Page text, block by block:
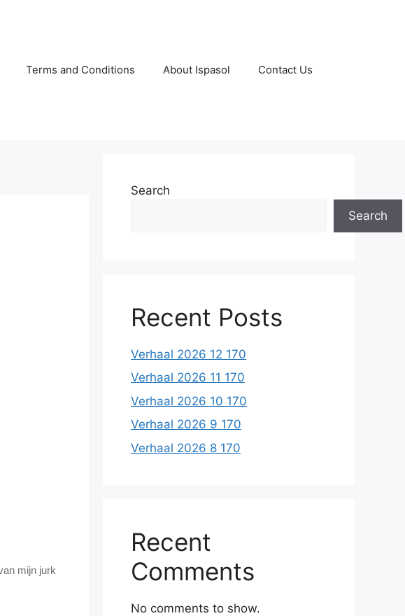
Terms and Conditions About Ispasol Contact Us
mijn jurk
Search
Search
Recent Posts
Verhaal 2026 12 170
Verhaal 2026 11 170
Verhaal 2026 10 170
Verhaal 2026 9 170
Verhaal 2026 8 170
Recent
Comments
No comments to show.